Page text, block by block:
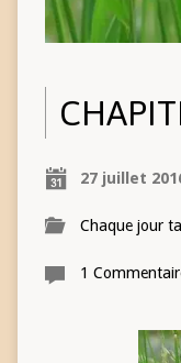
27 juillet
Chaque jour
1